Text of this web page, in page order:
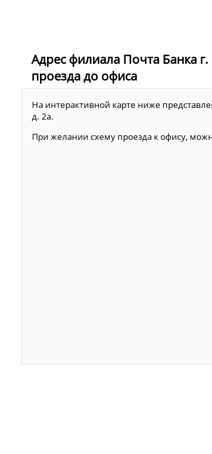
Адрес филиала Почта Банка
проезда до офиса
На интерактивной карте ниже
д. 2а.
При желании схему проезда к офису,